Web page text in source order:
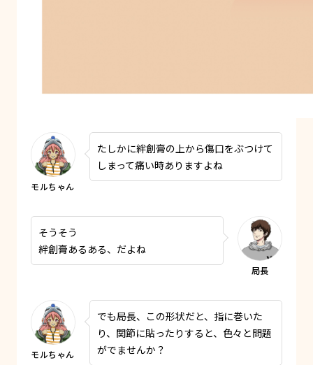
たしかに絆創膏の上から傷口をぶつけて
しまって痛い時ありますよね
そうそう
絆創膏あるある、だよね
でも局長、この形状だと、指に巻いた
り、関節に貼ったりすると、色々と問題
がでませんか？